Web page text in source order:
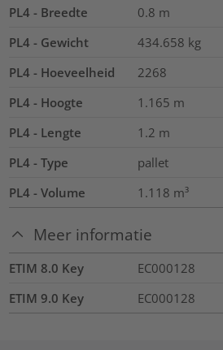
PL4 - Breedte
0.8 m
PL4 - Gewicht
434.658 kg
PL4 - Hoeveelheid
2268
PL4 - Hoogte
1.165 m
PL4 - Lengte
1.2 m
PL4 - Type
pallet
PL4 - Volume
1.118 m³
Meer informatie
ETIM 8.0 Key
EC000128
ETIM 9.0 Key
EC000128